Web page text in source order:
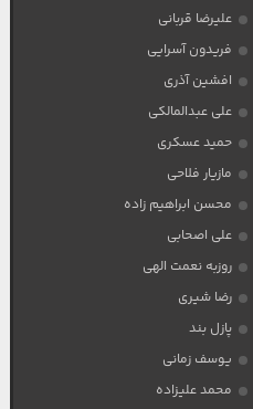
علیرضا قربانی
فریدون آسرایی
افشین آذری
علی عبدالمالکی
حمید عسکری
مازیار فلاحی
محسن ابراهیم زاده
علی اصحابی
روزبه نعمت الهی
رضا شیری
پازل بند
یوسف زمانی
محمد علیزاده